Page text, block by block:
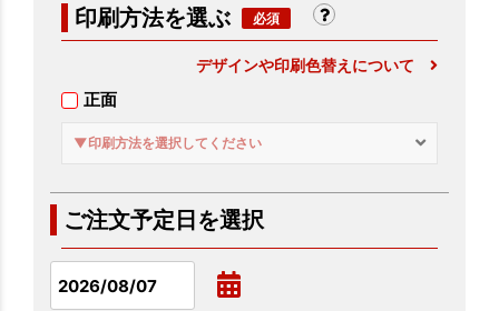
印刷方法を選ぶ
デザインや印刷色替えについて
正面
▼印刷方法を選択してください
ご注文予定日を選択